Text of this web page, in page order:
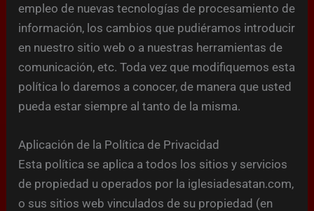
empleo de nuevas tecnologías de procesamiento de
información, los cambios que pudiéramos introducir
en nuestro sitio web o a nuestras herramientas de
comunicación, etc. Toda vez que modifiquemos esta
política lo daremos a conocer, de manera que usted
pueda estar siempre al tanto de la misma.
Aplicación de la Política de Privacidad
Esta política se aplica a todos los sitios y servicios
de propiedad u operados por la iglesiadesatan.com,
o sus sitios web vinculados de su propiedad (en